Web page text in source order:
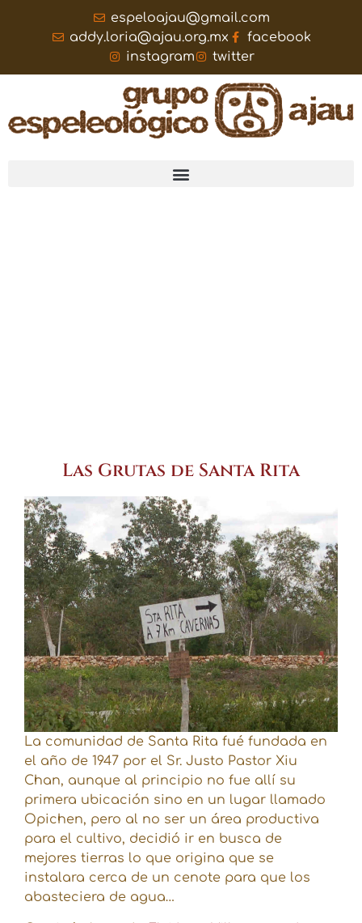
espeloajau@gmail.com
addy.loria@ajau.org.mx
facebook
instagram
twitter
Las Grutas de Santa Rita
La comunidad de Santa Rita fué fundada en
el año de 1947 por el Sr. Justo Pastor Xiu
Chan, aunque al principio no fue allí su
primera ubicación sino en un lugar llamado
Opichen, pero al no ser un área productiva
para el cultivo, decidió ir en busca de
mejores tierras lo que origina que se
instalara cerca de un cenote para que los
abasteciera de agua…